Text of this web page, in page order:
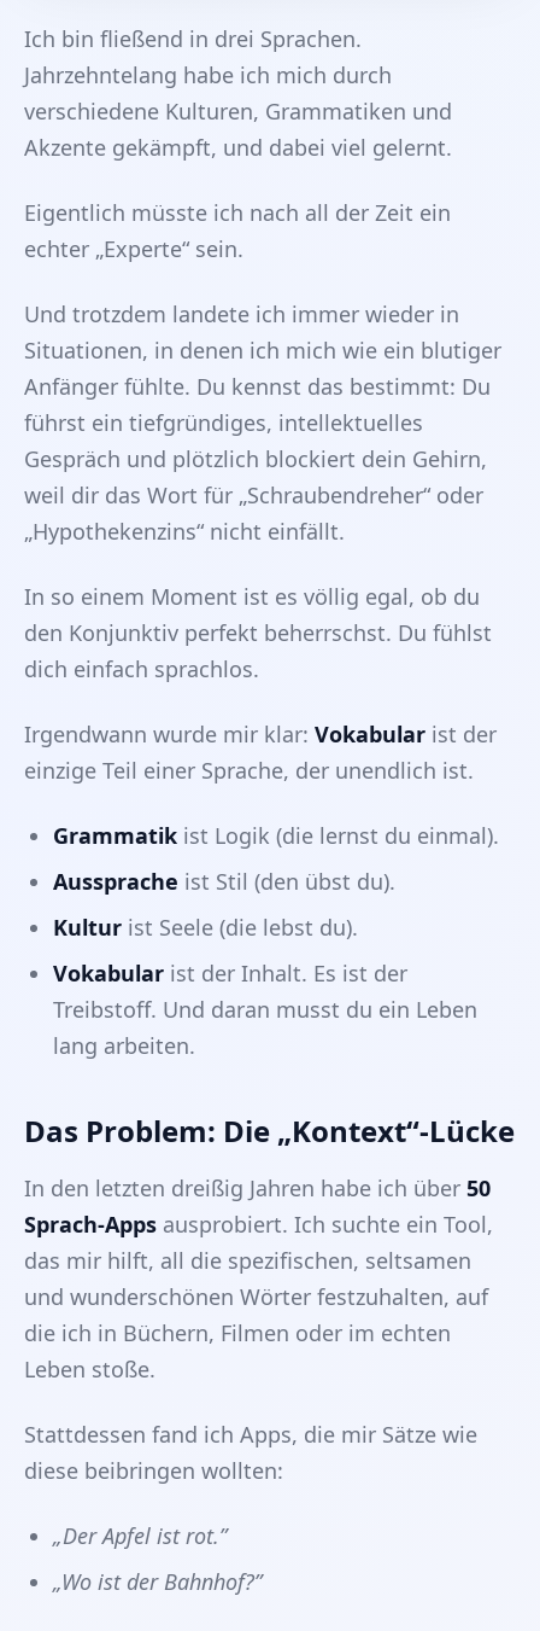
Ich bin fließend in drei Sprachen.
Jahrzehntelang habe ich mich durch
verschiedene Kulturen, Grammatiken und
Akzente gekämpft, und dabei viel gelernt.
Eigentlich müsste ich nach all der Zeit ein
echter „Experte“ sein.
Und trotzdem landete ich immer wieder in
Situationen, in denen ich mich wie ein blutiger
Anfänger fühlte. Du kennst das bestimmt: Du
führst ein tiefgründiges, intellektuelles
Gespräch und plötzlich blockiert dein Gehirn,
weil dir das Wort für „Schraubendreher“ oder
„Hypothekenzins“ nicht einfällt.
In so einem Moment ist es völlig egal, ob du
den Konjunktiv perfekt beherrschst. Du fühlst
dich einfach sprachlos.
Irgendwann wurde mir klar: Vokabular ist der
einzige Teil einer Sprache, der unendlich ist.
Grammatik ist Logik (die lernst du einmal).
Aussprache ist Stil (den übst du).
Kultur ist Seele (die lebst du).
Vokabular ist der Inhalt. Es ist der
Treibstoff. Und daran musst du ein Leben
lang arbeiten.
Das Problem: Die „Kontext“-Lücke
In den letzten dreißig Jahren habe ich über 50
Sprach-Apps ausprobiert. Ich suchte ein Tool,
das mir hilft, all die spezifischen, seltsamen
und wunderschönen Wörter festzuhalten, auf
die ich in Büchern, Filmen oder im echten
Leben stoße.
Stattdessen fand ich Apps, die mir Sätze wie
diese beibringen wollten:
„Der Apfel ist rot.”
„Wo ist der Bahnhof?”